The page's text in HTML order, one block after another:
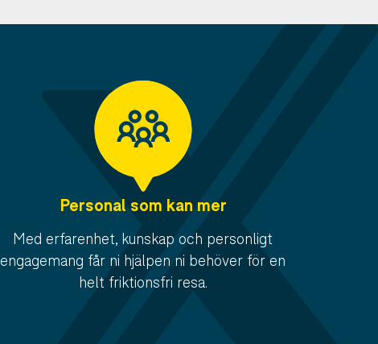
Personal som kan mer
Med erfarenhet, kunskap och personligt
engagemang får ni hjälpen ni behöver för en
helt friktionsfri resa.